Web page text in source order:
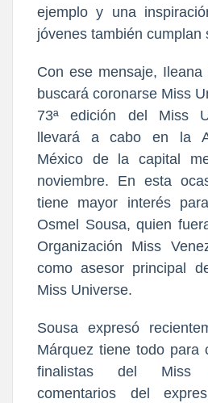
ejemplo y una
jóvenes también cumplan
Con ese mensaje, Ileana
buscará coronarse Miss
73ª edición del Miss
llevará a cabo en la
México de la capital
noviembre. En esta
tiene mayor interés
Osmel Sousa, quien
Organización Miss
como asesor principal
Miss Universe.
Sousa expresó
Márquez tiene todo para
finalistas del Miss
comentarios del